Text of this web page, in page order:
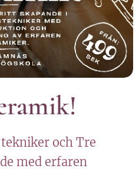
och Tre
med erfaren